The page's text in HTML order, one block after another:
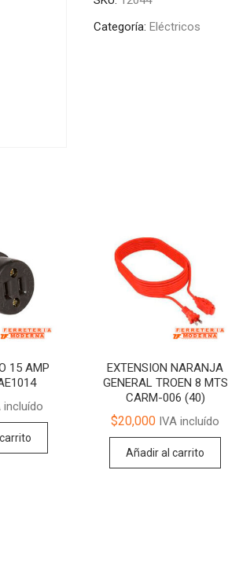
Categoría: Eléctricos
15 AMP
EXTENSION NARANJA
GENERAL TROEN 8 MTS
CARM-006 (40)
$20,000 IVA incluído
Añadir al carrito